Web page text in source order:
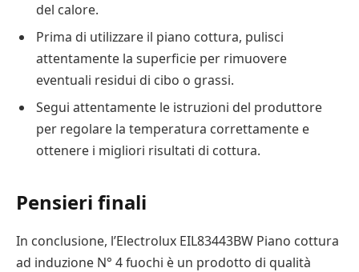
del calore.
Prima di utilizzare il piano cottura, pulisci
attentamente la superficie per rimuovere
eventuali residui di cibo o grassi.
Segui attentamente le istruzioni del produttore
per regolare la temperatura correttamente e
ottenere i migliori risultati di cottura.
Pensieri finali
In conclusione, l’Electrolux EIL83443BW Piano cottura
ad induzione N° 4 fuochi è un prodotto di qualità